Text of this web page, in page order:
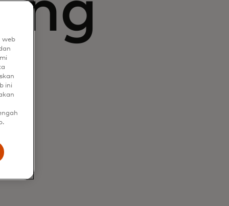
web
ini